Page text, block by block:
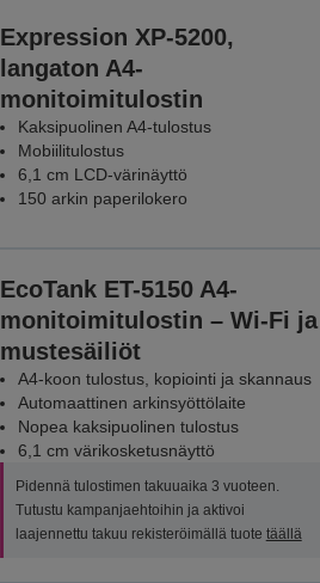
Expression XP-5200,
langaton A4-
monitoimitulostin
Kaksipuolinen A4-tulostus
Mobiilitulostus
6,1 cm LCD-värinäyttö
150 arkin paperilokero
EcoTank ET-5150 A4-
monitoimitulostin – Wi-Fi ja
mustesäiliöt
A4-koon tulostus, kopiointi ja skannaus
Automaattinen arkinsyöttölaite
Nopea kaksipuolinen tulostus
6,1 cm värikosketusnäyttö
Pidennä tulostimen takuuaika 3 vuoteen.
Tutustu kampanjaehtoihin ja aktivoi
laajennettu takuu rekisteröimällä tuote täällä